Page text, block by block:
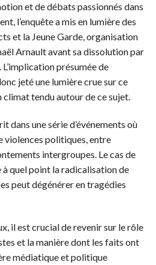
et de débats passionnés dans
l’enquête a mis en lumière des
et la Jeune Garde, organisation
Arnault avant sa dissolution par
présumée de
jeté une lumière crue sur ce
climat tendu autour de ce sujet.
dans une série d’événements où
violences politiques, entre
intergroupes. Le cas de
quel point la radicalisation de
peut dégénérer en tragédies
il est crucial de revenir sur le rôle
et la manière dont les faits ont
médiatique et politique